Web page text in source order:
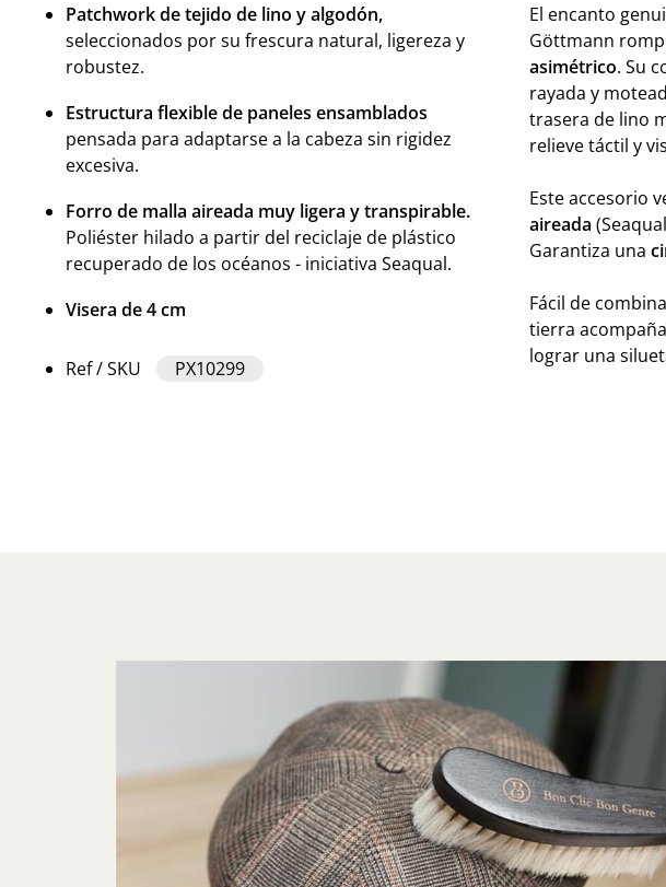
Patchwork de tejido de lino y algodón,
seleccionados por su frescura natural, ligereza y
robustez.
Estructura flexible de paneles ensamblados
pensada para adaptarse a la cabeza sin rigidez
excesiva.
Forro de malla aireada muy ligera y transpirable.
Poliéster hilado a partir del reciclaje de plástico
recuperado de los océanos - iniciativa Seaqual.
Visera de 4 cm
Ref / SKU PX10299
El encanto
Göttmann
asimétrico. Su
rayada y
trasera de lino
relieve táctil y
Este accesorio
aireada
Garantiza una
Fácil de
tierra
lograr una